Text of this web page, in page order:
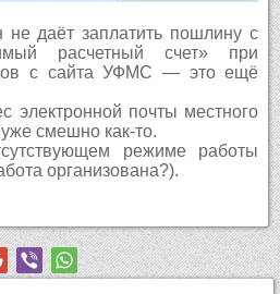
не даёт заплатить пошлину с
расчетный счет» при
с сайта УФМС — это ещё
электронной почты местного
смешно как-то.
режиме работы
организована?).